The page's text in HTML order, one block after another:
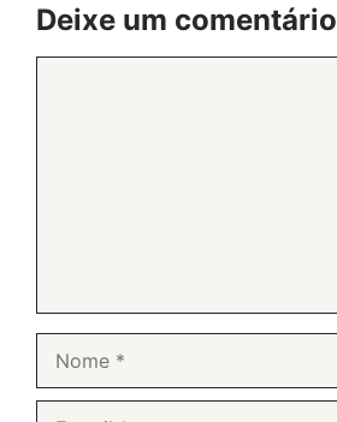
Deixe um comentário